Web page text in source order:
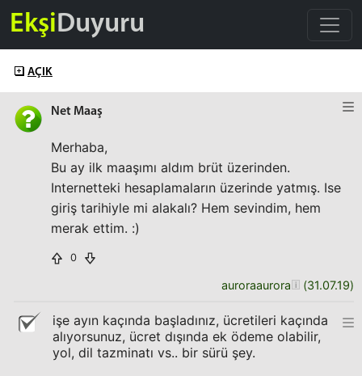
EkşiDuyuru
AÇIK
Net Maaş
Merhaba,
Bu ay ilk maaşımı aldım brüt üzerinden.
Internetteki hesaplamaların üzerinde yatmış. Ise
giriş tarihiyle mi alakalı? Hem sevindim, hem
merak ettim. :)
0
auroraaurora (31.07.19)
işe ayın kaçında başladınız, ücretileri kaçında
alıyorsunuz, ücret dışında ek ödeme olabilir,
yol, dil tazminatı vs.. bir sürü şey.